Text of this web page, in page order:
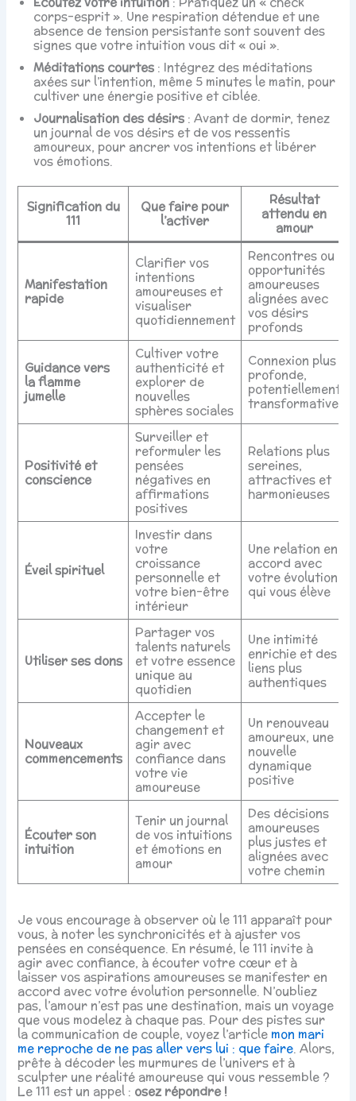
corps-esprit ». Une respiration détendue et une
absence de tension persistante sont souvent des
signes que votre intuition vous dit « oui ».
Méditations courtes : Intégrez des méditations
axées sur l’intention, même 5 minutes le matin, pour
cultiver une énergie positive et ciblée.
Journalisation des désirs : Avant de dormir, tenez
un journal de vos désirs et de vos ressentis
amoureux, pour ancrer vos intentions et libérer
vos émotions.
Signification du
111
Que faire pour
l’activer
Résultat
attendu en
amour
Manifestation
rapide
Clarifier vos
intentions
amoureuses et
visualiser
quotidiennement
Rencontres ou
opportunités
amoureuses
alignées avec
vos désirs
profonds
Guidance vers
la flamme
jumelle
Cultiver votre
authenticité et
explorer de
nouvelles
sphères sociales
Connexion plus
profonde,
potentiellement
transformative
Positivité et
conscience
Surveiller et
reformuler les
pensées
négatives en
affirmations
positives
Relations plus
sereines,
attractives et
harmonieuses
Éveil spirituel
Investir dans
votre
croissance
personnelle et
votre bien-être
intérieur
Une relation en
accord avec
votre évolution,
qui vous élève
Utiliser ses dons
Partager vos
talents naturels
et votre essence
unique au
quotidien
Une intimité
enrichie et des
liens plus
authentiques
Nouveaux
commencements
Accepter le
changement et
agir avec
confiance dans
votre vie
amoureuse
Un renouveau
amoureux, une
nouvelle
dynamique
positive
Écouter son
intuition
Tenir un journal
de vos intuitions
et émotions en
amour
Des décisions
amoureuses
plus justes et
alignées avec
votre chemin
Je vous encourage à observer où le 111 apparaît pour
vous, à noter les synchronicités et à ajuster vos
pensées en conséquence. En résumé, le 111 invite à
agir avec confiance, à écouter votre cœur et à
laisser vos aspirations amoureuses se manifester en
accord avec votre évolution personnelle. N’oubliez
pas, l’amour n’est pas une destination, mais un voyage
que vous modelez à chaque pas. Pour des pistes sur
la communication de couple, voyez l’article mon mari
me reproche de ne pas aller vers lui : que faire. Alors,
prête à décoder les murmures de l’univers et à
sculpter une réalité amoureuse qui vous ressemble ?
Le 111 est un appel : osez répondre !